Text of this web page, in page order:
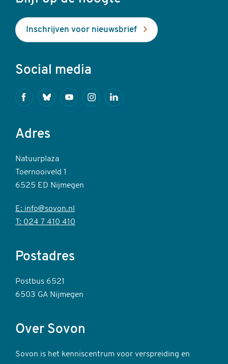
Inschrijven voor nieuwsbrief
Social media
FacebookBlueskyYoutubeInstagramLinkedin
Adres
Natuurplaza
Toernooiveld 1
6525 ED Nijmegen
E: info@sovon.nl
T: 024 7 410 410
Postadres
Postbus 6521
6503 GA Nijmegen
Over Sovon
Sovon is het kenniscentrum voor verspreiding en